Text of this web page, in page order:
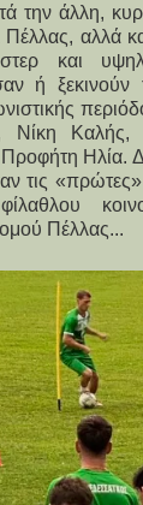
την άλλη,
Πέλλας, αλλά
και
ή ξεκινούν
Νίκη
Ηλία.
τις
Πέλλας...